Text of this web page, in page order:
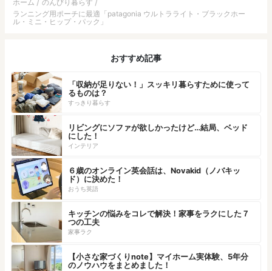
ホーム
のんびり暮らす
ランニング用ポーチに最適「patagonia ウルトラライト・ブラックホー
ル・ミニ・ヒップ・パック」
おすすめ記事
「収納が足りない！」スッキリ暮らすために使って
るものは？
すっきり暮らす
リビングにソファが欲しかったけど…結局、ベッド
にした！
インテリア
６歳のオンライン英会話は、Novakid（ノバキッ
ド）に決めた！
おうち英語
キッチンの悩みをコレで解決！家事をラクにした７
つの工夫
家事ラク
【小さな家づくりnote】マイホーム実体験、5年分
のノウハウをまとめました！